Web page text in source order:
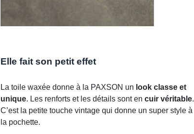
Elle fait son petit effet
La toile waxée donne à la PAXSON un look classe et
unique. Les renforts et les détails sont encuir véritable.
C’est la petite touche vintage qui donne un super style à
la pochette.